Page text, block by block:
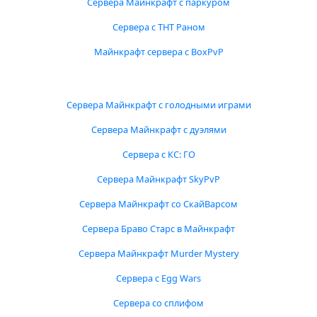
Сервера с ТНТ Раном
Майнкрафт сервера с BoxPvP
Сервера Майнкрафт с голодными играми
Сервера Майнкрафт с дуэлями
Сервера с КС: ГО
Сервера Майнкрафт SkyPvP
Сервера Майнкрафт со СкайВарсом
Сервера Браво Старс в Майнкрафт
Сервера Майнкрафт Murder Mystery
Сервера с Egg Wars
Сервера со сплифом